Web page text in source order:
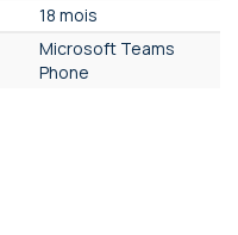
18 mois
Microsoft Teams
Phone